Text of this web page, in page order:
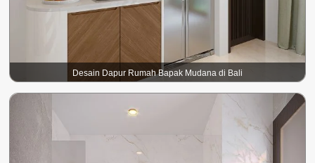
Desain Dapur Rumah Bapak Mudana di Bali